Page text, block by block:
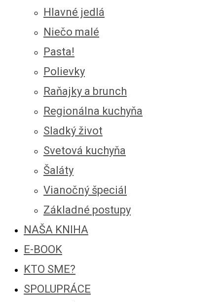
Hlavné jedlá
Niečo malé
Pasta!
Polievky
Raňajky a brunch
Regionálna kuchyňa
Sladký život
Svetová kuchyňa
Šaláty
Vianočný špeciál
Základné postupy
NAŠA KNIHA
E-BOOK
KTO SME?
SPOLUPRÁCE